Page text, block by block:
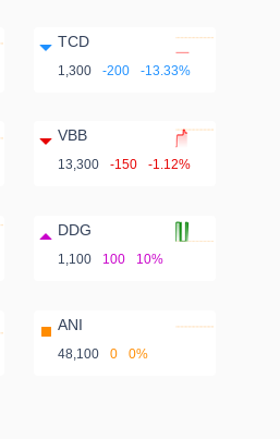
TCD
1,300 -200 -13.33%
VBB
13,300 -150 -1.12%
DDG
1,100 100 10%
ANI
48,100 0 0%